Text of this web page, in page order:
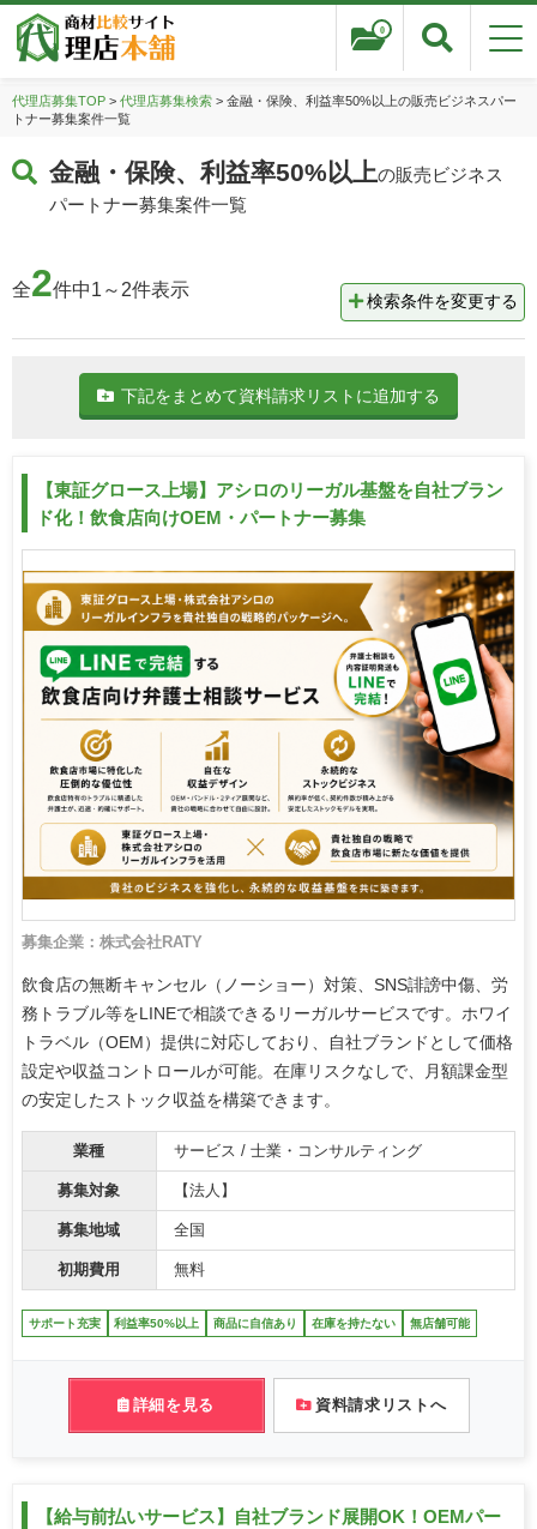
0
代理店募集TOP> 代理店募集検索> 金融・保険、利益率50%以上の販売ビジネスパー
トナー募集案件一覧
金融・保険、利益率50%以上の販売ビジネス
パートナー募集案件一覧
全2件中1～2件表示
検索条件を変更する
下記をまとめて資料請求リストに追加する
【東証グロース上場】アシロのリーガル基盤を自社ブラン
ド化！飲食店向けOEM・パートナー募集
募集企業：株式会社RATY
飲食店の無断キャンセル（ノーショー）対策、SNS誹謗中傷、労
務トラブル等をLINEで相談できるリーガルサービスです。ホワイ
トラベル（OEM）提供に対応しており、自社ブランドとして価格
設定や収益コントロールが可能。在庫リスクなしで、月額課金型
の安定したストック収益を構築できます。
業種 サービス / 士業・コンサルティング
募集対象 【法人】
募集地域 全国
初期費用 無料
サポート充実 利益率50%以上 商品に自信あり 在庫を持たない 無店舗可能
詳細を見る 資料請求リストへ
【給与前払いサービス】自社ブランド展開OK！OEMパー